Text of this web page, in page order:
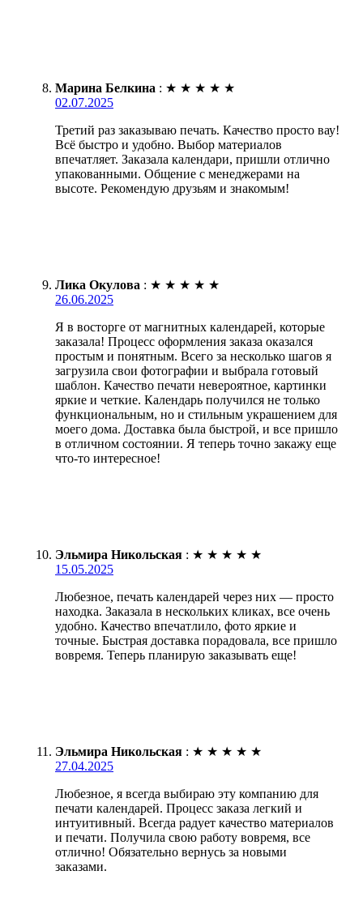
Марина Белкина : ★ ★ ★ ★ ★
02.07.2025
Третий раз заказываю печать. Качество просто вау!
Всё быстро и удобно. Выбор материалов
впечатляет. Заказала календари, пришли отлично
упакованными. Общение с менеджерами на
высоте. Рекомендую друзьям и знакомым!
Лика Окулова : ★ ★ ★ ★ ★
26.06.2025
Я в восторге от магнитных календарей, которые
заказала! Процесс оформления заказа оказался
простым и понятным. Всего за несколько шагов я
загрузила свои фотографии и выбрала готовый
шаблон. Качество печати невероятное, картинки
яркие и четкие. Календарь получился не только
функциональным, но и стильным украшением для
моего дома. Доставка была быстрой, и все пришло
в отличном состоянии. Я теперь точно закажу еще
что-то интересное!
Эльмира Никольская : ★ ★ ★ ★ ★
15.05.2025
Любезное, печать календарей через них — просто
находка. Заказала в нескольких кликах, все очень
удобно. Качество впечатлило, фото яркие и
точные. Быстрая доставка порадовала, все пришло
вовремя. Теперь планирую заказывать еще!
Эльмира Никольская : ★ ★ ★ ★ ★
27.04.2025
Любезное, я всегда выбираю эту компанию для
печати календарей. Процесс заказа легкий и
интуитивный. Всегда радует качество материалов
и печати. Получила свою работу вовремя, все
отлично! Обязательно вернусь за новыми
заказами.